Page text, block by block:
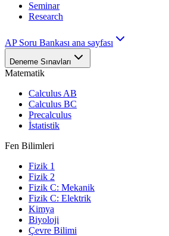
Seminar
Research
AP Soru Bankası ana sayfası
Deneme Sınavları
Matematik
Calculus AB
Calculus BC
Precalculus
İstatistik
Fen Bilimleri
Fizik 1
Fizik 2
Fizik C: Mekanik
Fizik C: Elektrik
Kimya
Biyoloji
Çevre Bilimi